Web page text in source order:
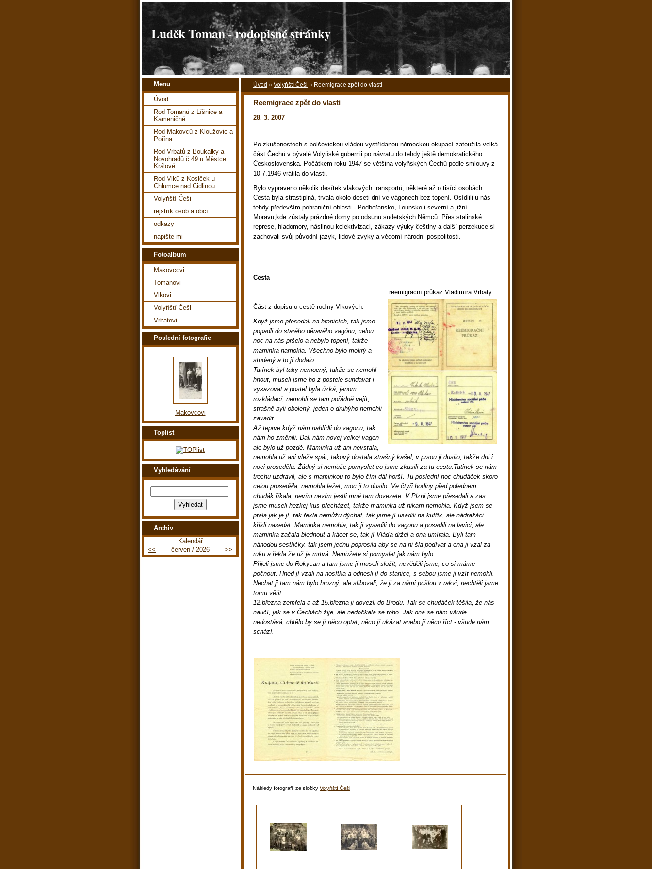
Luděk Toman - rodopisné stránky
Úvod » Volyňští Češi » Reemigrace zpět do vlasti
Reemigrace zpět do vlasti
28. 3. 2007
Po zkušenostech s bolševickou vládou vystřídanou německou okupací zatoužila velká
část Čechů v bývalé Volyňské gubernii po návratu do tehdy ještě demokratického
Československa. Počátkem roku 1947 se většina volyňských Čechů podle smlouvy z
10.7.1946 vrátila do vlasti.
Bylo vypraveno několik desítek vlakových transportů, některé až o tisíci osobách.
Cesta byla strastiplná, trvala okolo deseti dní ve vágonech bez topení. Osídlili u nás
tehdy především pohraniční oblasti - Podbořansko, Lounsko i severní a jižní
Moravu,kde zůstaly prázdné domy po odsunu sudetských Němců. Přes stalinské
represe, hladomory, násilnou kolektivizaci, zákazy výuky češtiny a další perzekuce si
zachovali svůj původní jazyk, lidové zvyky a vědomí národní pospolitosti.
Cesta
reemigrační průkaz Vladimíra Vrbaty :
Část z dopisu o cestě rodiny Vlkových:
Když jsme přesedali na hranicích, tak jsme
popadli do starého děravého vagónu, celou
noc na nás pršelo a nebylo topení, takže
maminka namokla. Všechno bylo mokrý a
studený a to jí dodalo.
Tatínek byl taky nemocný, takže se nemohl
hnout, museli jsme ho z postele sundavat i
vysazovat a postel byla úzká, jenom
rozkládací, nemohli se tam pořádně vejít,
strašně byli obolený, jeden o druhýho nemohli
zavadit.
Až teprve když nám nahlídli do vagonu, tak
nám ho změnili. Dali nám novej velkej vagon
ale bylo už pozdě. Maminka už ani nevstala,
nemohla už ani vleže spát, takový dostala strašný kašel, v prsou ji dusilo, takže dni i
noci proseděla. Žádný si nemůže pomyslet co jsme zkusili za tu cestu.Tatinek se nám
trochu uzdravil, ale s maminkou to bylo čím dál horší. Tu poslední noc chudáček skoro
celou proseděla, nemohla ležet, moc ji to dusilo. Ve čtyři hodiny před polednem
chudák říkala, nevím nevím jestli mně tam dovezete. V Plzni jsme přesedali a zas
jsme museli hezkej kus přecházet, takže maminka už nikam nemohla. Když jsem se
ptala jak je jí, tak řekla nemůžu dýchat, tak jsme jí usadili na kufřík, ale nádražáci
křikli nasedat. Maminka nemohla, tak ji vysadili do vagonu a posadili na lavici, ale
maminka začala blednout a kácet se, tak jí Vláďa držel a ona umírala. Byli tam
náhodou sestřičky, tak jsem jednu poprosila aby se na ni šla podívat a ona ji vzal za
ruku a řekla že už je mrtvá. Nemůžete si pomyslet jak nám bylo.
Přijeli jsme do Rokycan a tam jsme ji museli složit, nevěděli jsme, co si máme
počnout. Hned jí vzali na nosítka a odnesli jí do stanice, s sebou jsme ji vzít nemohli.
Nechat ji tam nám bylo hrozný, ale slibovali, že ji za námi pošlou v rakvi, nechtěli jsme
tomu věřit.
12.března zemřela a až 15.března ji dovezli do Brodu. Tak se chudáček těšila, že nás
naučí, jak se v Čechách žije, ale nedočkala se toho. Jak ona se nám všude
nedostává, chtělo by se jí něco optat, něco jí ukázat anebo jí něco říct - všude nám
schází.
Náhledy fotografií ze složky Volyňští Češi
Menu
Úvod
Rod Tomanů z Líšnice a
Kameničné
Rod Makovců z Kloužovic a
Pořína
Rod Vrbatů z Boukalky a
Novohradů č.49 u Městce
Králové
Rod Vlků z Kosiček u
Chlumce nad Cidlinou
Volyňští Češi
rejstřík osob a obcí
odkazy
napište mi
Fotoalbum
Makovcovi
Tomanovi
Vlkovi
Volyňští Češi
Vrbatovi
Poslední fotografie
Makovcovi
Toplist
Vyhledávání
Archiv
Kalendář
<<
červen / 2026 >>